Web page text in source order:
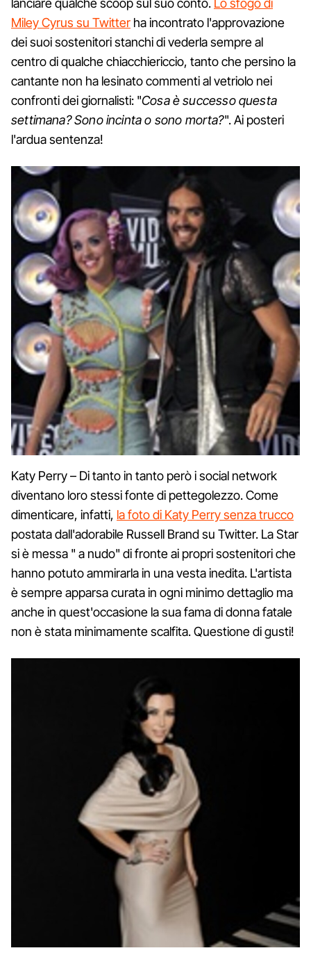
lanciare qualche scoop sul suo conto. Lo sfogo di
Miley Cyrus su Twitter ha incontrato l'approvazione
dei suoi sostenitori stanchi di vederla sempre al
centro di qualche chiacchiericcio, tanto che persino la
cantante non ha lesinato commenti al vetriolo nei
confronti dei giornalisti: "Cosa è successo questa
settimana? Sono incinta o sono morta?". Ai posteri
l'ardua sentenza!
Katy Perry – Di tanto in tanto però i social network
diventano loro stessi fonte di pettegolezzo. Come
dimenticare, infatti, la foto di Katy Perry senza trucco
postata dall'adorabile Russell Brand su Twitter. La Star
si è messa " a nudo" di fronte ai propri sostenitori che
hanno potuto ammirarla in una vesta inedita. L'artista
è sempre apparsa curata in ogni minimo dettaglio ma
anche in quest'occasione la sua fama di donna fatale
non è stata minimamente scalfita. Questione di gusti!